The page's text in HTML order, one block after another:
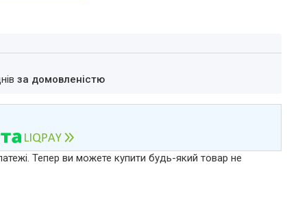
за домовленістю
Тепер ви можете купити будь-який товар не